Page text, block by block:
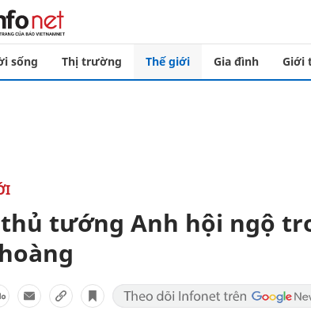
sống Thị trường Thế giới Gia đình Giới
tướng Anh hội ngộ